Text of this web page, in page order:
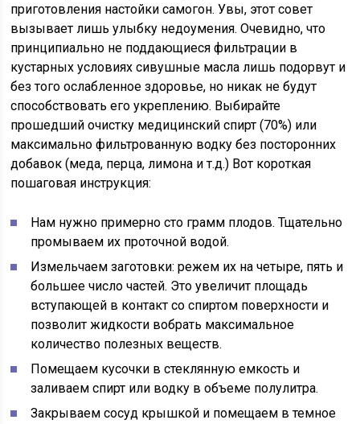
приготовления настойки самогон. Увы, этот совет
вызывает лишь улыбку недоумения. Очевидно, что
принципиально не поддающиеся фильтрации в
кустарных условиях сивушные масла лишь подорвут и
без того ослабленное здоровье, но никак не будут
способствовать его укреплению. Выбирайте
прошедший очистку медицинский спирт (70%) или
максимально фильтрованную водку без посторонних
добавок (меда, перца, лимона и т.д.) Вот короткая
пошаговая инструкция:
Нам нужно примерно сто грамм плодов. Тщательно
промываем их проточной водой.
Измельчаем заготовки: режем их на четыре, пять и
большее число частей. Это увеличит площадь
вступающей в контакт со спиртом поверхности и
позволит жидкости вобрать максимальное
количество полезных веществ.
Помещаем кусочки в стеклянную емкость и
заливаем спирт или водку в объеме полулитра.
Закрываем сосуд крышкой и помещаем в темное